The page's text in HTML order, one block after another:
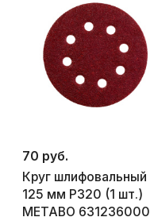
70 руб.
Круг шлифовальный
125 мм P320 (1 шт.)
METABO 631236000